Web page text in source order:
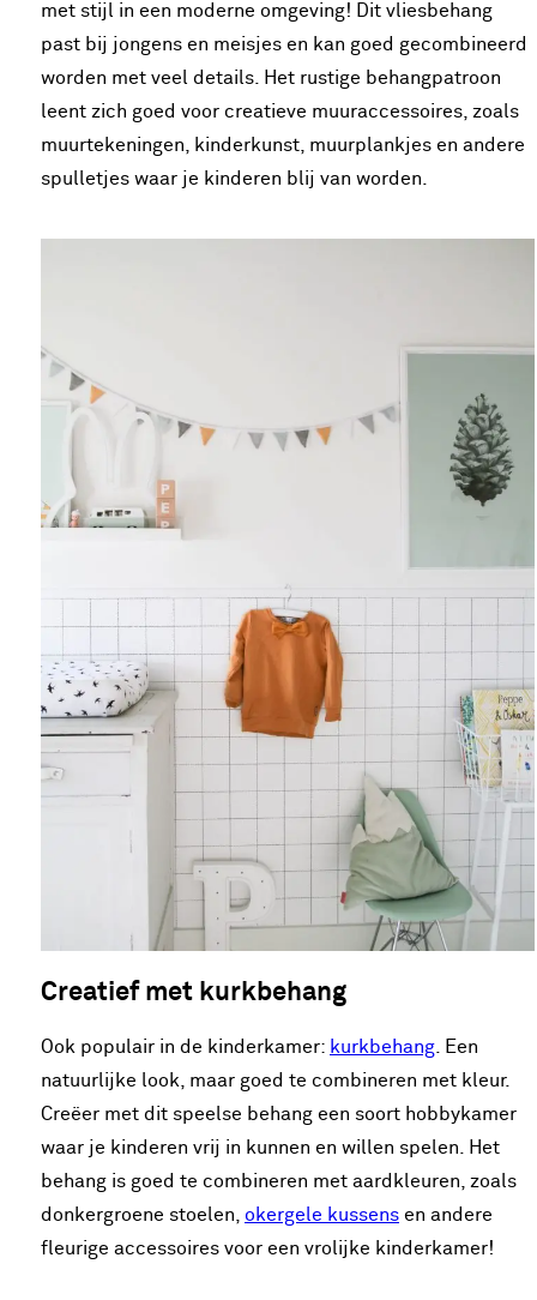
met stijl in een moderne omgeving! Dit vliesbehang
past bij jongens en meisjes en kan goed gecombineerd
worden met veel details. Het rustige behangpatroon
leent zich goed voor creatieve muuraccessoires, zoals
muurtekeningen, kinderkunst, muurplankjes en andere
spulletjes waar je kinderen blij van worden.
Creatief met kurkbehang
Ook populair in de kinderkamer: kurkbehang. Een
natuurlijke look, maar goed te combineren met kleur.
Creëer met dit speelse behang een soort hobbykamer
waar je kinderen vrij in kunnen en willen spelen. Het
behang is goed te combineren met aardkleuren, zoals
donkergroene stoelen, okergele kussens en andere
fleurige accessoires voor een vrolijke kinderkamer!